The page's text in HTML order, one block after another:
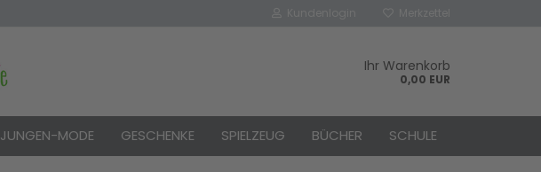
Ihr Warenkorb
0,00 EUR
JUNGEN-MODE GESCHENKE SPIELZEUG BÜCHER SCHULE